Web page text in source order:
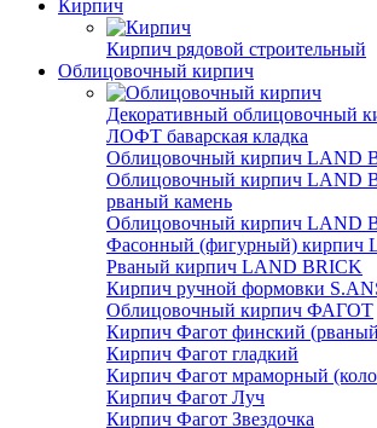
Кирпич
Кирпич рядовой строительный
Облицовочный кирпич
Декоративный облицовочный
ЛОФТ баварская кладка
Облицовочный кирпич LAND
Облицовочный кирпич LAND
рваный камень
Облицовочный кирпич LAND
Фасонный (фигурный) кирпич
Рваный кирпич LAND BRICK
Кирпич ручной формовки
Облицовочный кирпич ФАГОТ
Кирпич Фагот финский
Кирпич Фагот гладкий
Кирпич Фагот мраморный
Кирпич Фагот Луч
Кирпич Фагот Звездочка